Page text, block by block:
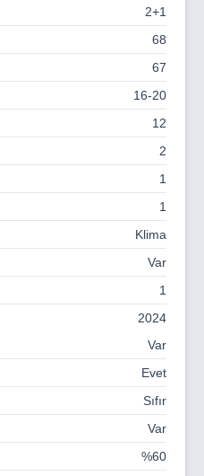
Life konforu, kaliteyi
Sitemizdeki havuz
hissedeceksiniz.
AVANTAJLARI
2+1
68
67
16-20
12
2
1
1
Klima
Var
1
2024
Var
Evet
Sıfır
Var
%60